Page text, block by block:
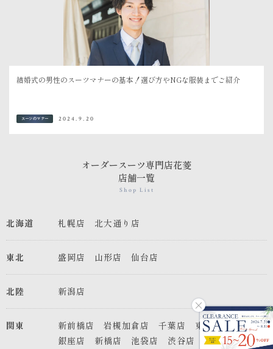
結婚式の男性のスーツマナーの基本！選び方やNGな服装までご紹介
スーツのマナー 2024.9.20
オーダースーツ専門店花菱
店舗一覧
Shop List
北海道 札幌店 北大通り店
東北 盛岡店 山形店 仙台店
北陸 新潟店
関東 新前橋店 岩槻加倉店 千葉店
東京店
銀座店
新橋店 池袋店 渋谷店 八王子店